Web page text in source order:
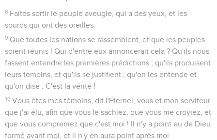
8 Faites sortir le peuple aveugle, qui a des yeux, et les
sourds qui ont des oreilles.
9 Que toutes les nations se rassemblent, et que les peuples
soient réunis ! Qui d'entre eux annoncerait cela ? Qu'ils nous
fassent entendre les premières prédictions ; qu'ils produisent
leurs témoins, et qu'ils se justifient ; qu'on les entende et
qu'on dise : C'est la vérité !
10 Vous êtes mes témoins, dit l'Éternel, vous et mon serviteur
que j'ai élu, afin que vous le sachiez, que vous me croyiez, et
que vous compreniez que c'est moi ! Il n'y a point eu de Dieu
formé avant moi, et il n'y en aura point après moi.